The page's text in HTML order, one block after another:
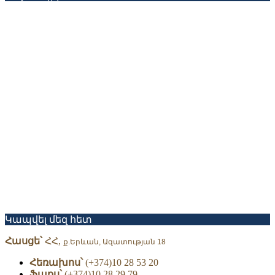
Կապվել մեզ հետ
Հասցե՝ՀՀ, ք.Երևան, Ազատության 18
Հեռախոս՝(+374)10 28 53 20